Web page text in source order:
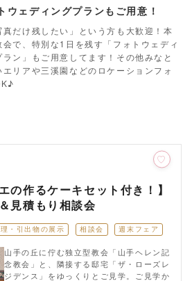
ウェディングプランもご用意！
真だけ残したい」という方も大歓迎！本
会で、特別な1日を残す「フォトウェディ
ラン」もご用意してます！その他みなと
エリアや三溪園などのロケーションフォ
の作るケーキセット付き！】
見積もり相談会
・引出物の展示 相談会 週末フェア
山手の丘に佇む独立型教会「山手ヘレン記
念教会」と、隣接する邸宅「ザ・ローズレ
ジデンス」をゆっくりとご見学。ご見学か